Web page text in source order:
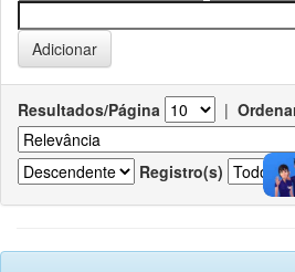
Resultados/Página |
Registro(s)